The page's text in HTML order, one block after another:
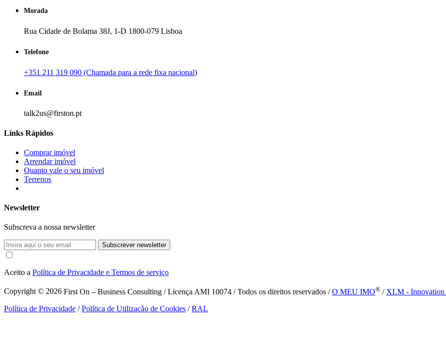
Morada
Rua Cidade de Bolama 38J, 1-D 1800-079 Lisboa
Telefone
+351 211 319 090 (Chamada para a rede fixa nacional)
Email
talk2us@firston.pt
Links Rápidos
Comprar imóvel
Arrendar imóvel
Quanto vale o seu imóvel
Terrenos
Newsletter
Subscreva a nossa newsletter
Subscrever newsletter
Aceito a Política de Privacidade e Termos de serviço
Copyright © 2026 First On – Business Consulting / Licença AMI 10074 / Todos os direitos reservados /O MEU IMO® / XLM -
Política de Privacidade /Política de Utilização de Cookies /RAL